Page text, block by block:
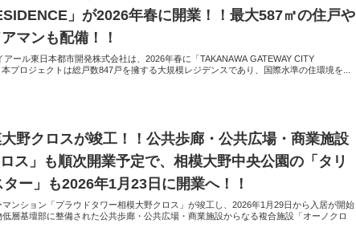
」が2026年春に開業！！最大587㎡の住戸や
マンも配備！！
ール東日本都市開発株式会社は、2026年春に「TAKANAWA GATEWAY CITY
プロジェクトは総戸数847戸を擁する大規模レジデンスであり、国際水準の住環境を...
野クロスが竣工！！公共歩廊・公共広場・商業施設
ス」も順次開業予定で、相模大野中央公園の「タリ
ー」も2026年1月23日に開業へ！！
ンション「プラウドタワー相模大野クロス」が竣工し、2026年1月29日から入居が開始
層基壇部に整備された公共歩廊・公共広場・商業施設からなる複合施設「オーノクロ